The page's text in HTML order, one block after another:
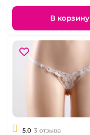
В корзину
5.0 3 отзыва